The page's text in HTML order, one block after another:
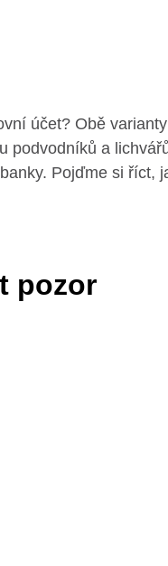
účet? Obě
podvodníků a
Pojďme si říct,
pozor